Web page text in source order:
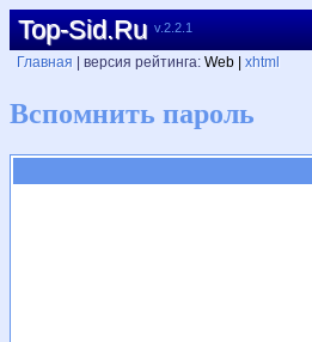
Top-Sid.Ru v.2.2.1
Главная
| версия рейтинга: Web | xhtml
Вспомнить пароль